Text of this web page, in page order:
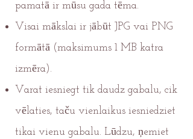
pamatā ir mūsu gada tēma.
Visai mākslai ir jābūt JPG vai PNG
formātā (maksimums 1 MB katra
izmēra).
Varat iesniegt tik daudz gabalu, cik
vēlaties, taču vienlaikus iesniedziet
tikai vienu gabalu. Lūdzu, ņemiet